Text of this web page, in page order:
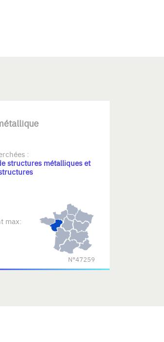
:
structures métalliques et
max:
N°47259